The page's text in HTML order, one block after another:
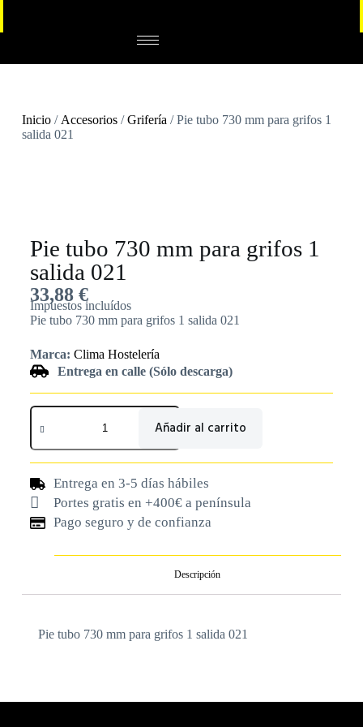
Inicio/ Accesorios/Grifería / Pie tubo 730 mm para grifos 1
salida 021
Pie tubo 730 mm para grifos 1
salida 021
33,88 €
Impuestos incluídos
Pie tubo 730 mm para grifos 1 salida 021
Marca: Clima Hostelería
Entrega en calle (Sólo descarga)
Añadir al carrito
Entrega en 3-5 días hábiles
Portes gratis en +400€ a península
Pago seguro y de confianza
Descripción
Pie tubo 730 mm para grifos 1 salida 021